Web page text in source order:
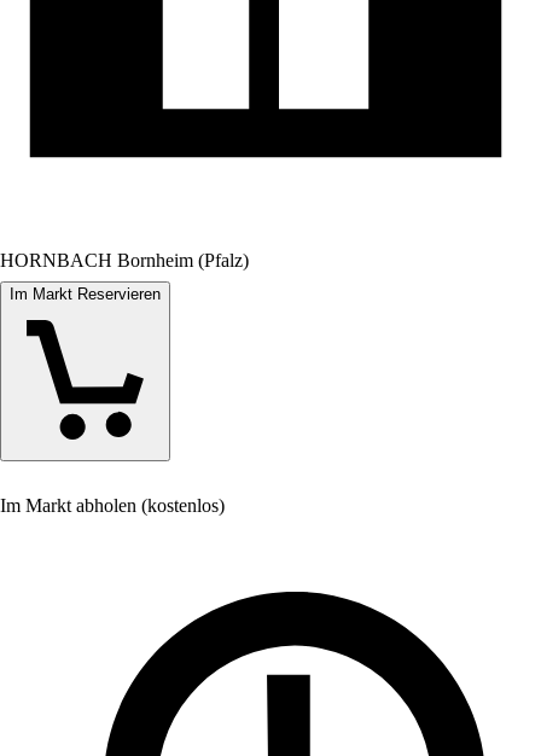
HORNBACH Bornheim (Pfalz)
Im Markt Reservieren
Im Markt abholen (kostenlos)